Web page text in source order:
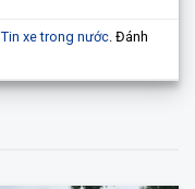
,Tin xe trong nước . Đánh